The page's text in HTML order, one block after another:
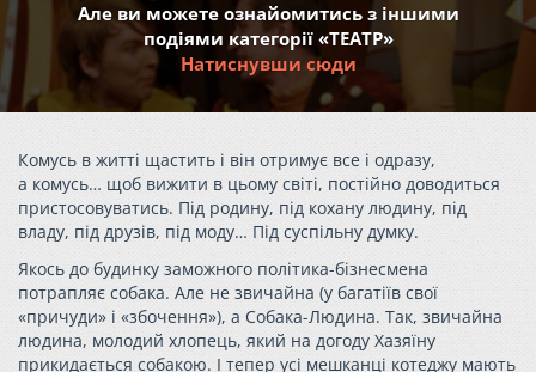
Але ви можете ознайомитись з іншими
подіями категорії «ТЕАТР»
Натиснувши сюди
Комусь в житті щастить і він отримує все і одразу,
а комусь… щоб вижити в цьому світі, постійно доводиться
пристосовуватись. Під родину, під кохану людину, під
владу, під друзів, під моду… Під суспільну думку.
Якось до будинку заможного політика-бізнесмена
потрапляє собака. Але не звичайна (у багатіїв свої
«причуди» і «збочення»), а Собака-Людина. Так, звичайна
людина, молодий хлопець, який на догоду Хазяїну
прикидається собакою. І тепер усі мешканці котеджу мають